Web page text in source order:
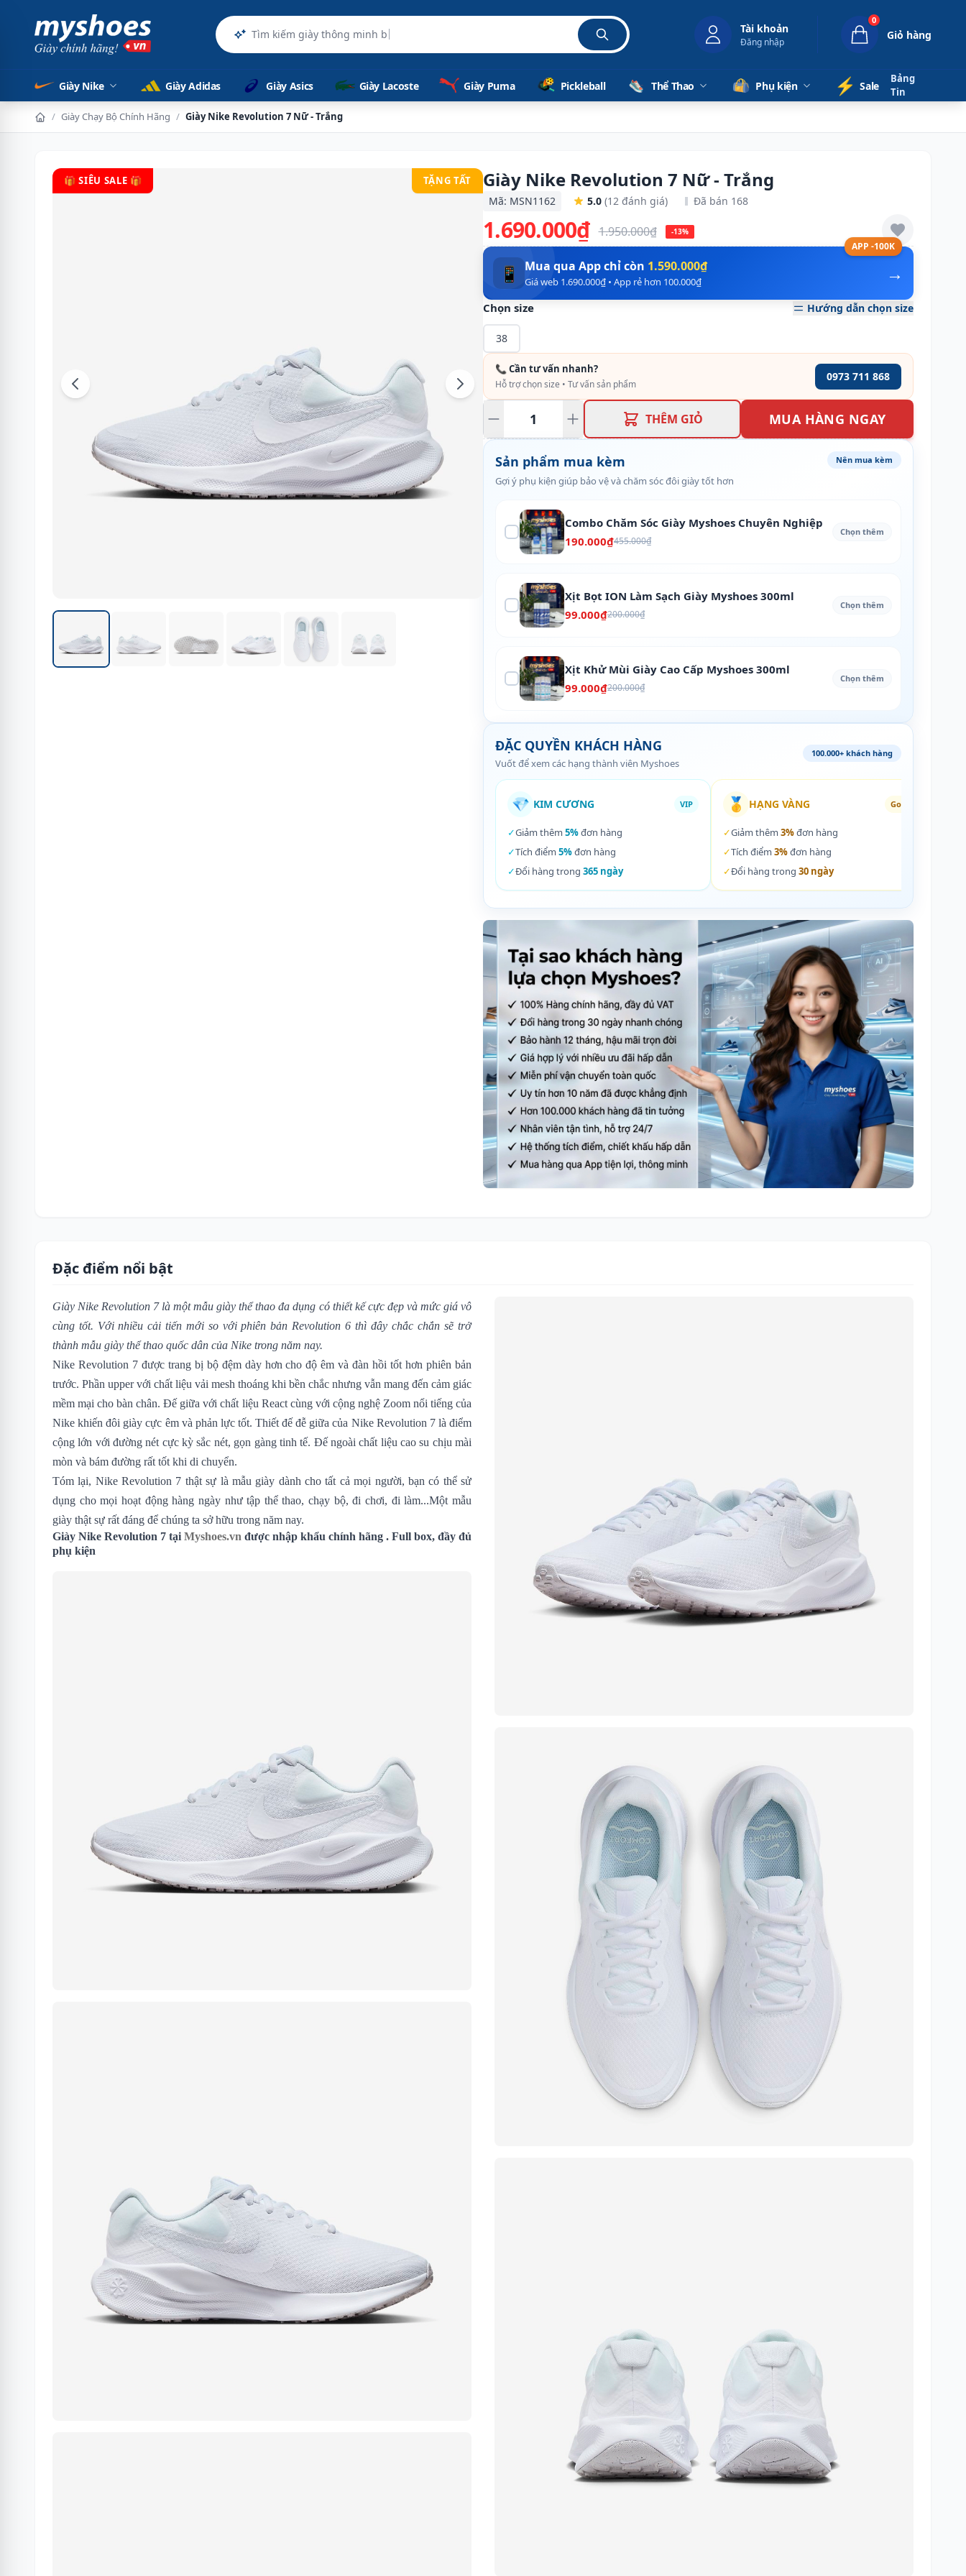
Tài khoản
Đăng nhập
0
Giỏ hàng
Giày Nike Giày Adidas Giày Asics Giày Lacoste Giày Puma Pickleball Thể Thao Phụ kiện ⚡️ Sale
Bảng
Tin
/ Giày Chạy Bộ Chính Hãng / Giày Nike Revolution 7 Nữ - Trắng
🎁 SIÊU SALE 🎁 TẶNG TẤT Giày Nike Revolution 7 Nữ - Trắng
Mã: MSN1162 5.0 (12 đánh giá) Đã bán 168
1.690.000₫ 1.950.000₫ -13%
APP -100K
→
📱 Mua qua App chỉ còn 1.590.000₫
Giá web 1.690.000₫ • App rẻ hơn 100.000₫
Chọn size Hướng dẫn chọn size
38
📞 Cần tư vấn nhanh?
Hỗ trợ chọn size • Tư vấn sản phẩm
0973 711 868
THÊM GIỎ MUA HÀNG NGAY
Sản phẩm mua kèm
Gợi ý phụ kiện giúp bảo vệ và chăm sóc đôi giày tốt hơn
Nên mua kèm
Combo Chăm Sóc Giày Myshoes Chuyên Nghiệp
190.000₫455.000₫
Chọn thêm
Xịt Bọt ION Làm Sạch Giày Myshoes 300ml
99.000₫200.000₫
Chọn thêm
Xịt Khử Mùi Giày Cao Cấp Myshoes 300ml
99.000₫200.000₫
Chọn thêm
ĐẶC QUYỀN KHÁCH HÀNG
Vuốt để xem các hạng thành viên Myshoes
100.000+ khách hàng
💎 KIM CƯƠNG VIP
✓Giảm thêm 5%đơn hàng
✓Tích điểm 5%đơn hàng
✓Đổi hàng trong 365 ngày
🥇 HẠNG VÀNG Gold
✓Giảm thêm 3%đơn hàng
✓Tích điểm 3%đơn hàng
✓Đổi hàng trong 30 ngày
Đặc điểm nổi bật
Giày Nike Revolution 7là một mẫu giày thể thao đa dụng có thiết kế cực đẹp và mức giá vô
cùng tốt. Với nhiều cải tiến mới so với phiên bản Revolution 6 thì đây chắc chắn sẽ trở
thành mẫu giày thể thao quốc dân của Nike trong năm nay.
Nike Revolution 7 được trang bị bộ đệm dày hơn cho độ êm và đàn hồi tốt hơn phiên bản
trước. Phần upper với chất liệu vải mesh thoáng khi bền chắc nhưng vẫn mang đến cảm giác
mềm mại cho bàn chân. Đế giữa với chất liệu React cùng với cộng nghệ Zoom nổi tiếng của
Nike khiến đôi giày cực êm và phản lực tốt. Thiết đế đễ giữa của Nike Revolution 7 là điểm
cộng lớn với đường nét cực kỳ sắc nét, gọn gàng tinh tế. Đế ngoài chất liệu cao su chịu mài
mòn và bám đường rất tốt khi di chuyển.
Tóm lại, Nike Revolution 7 thật sự là mẫu giày dành cho tất cả mọi người, bạn có thể sử
dụng cho mọi hoạt động hàng ngày như tập thể thao, chạy bộ, đi chơi, đi làm...Một mẫu
giày thật sự rất đáng để chúng ta sở hữu trong năm nay.
Giày Nike Revolution 7 tại Myshoes.vn được nhập khẩu chính hãng . Full box, đầy đủ
phụ kiện